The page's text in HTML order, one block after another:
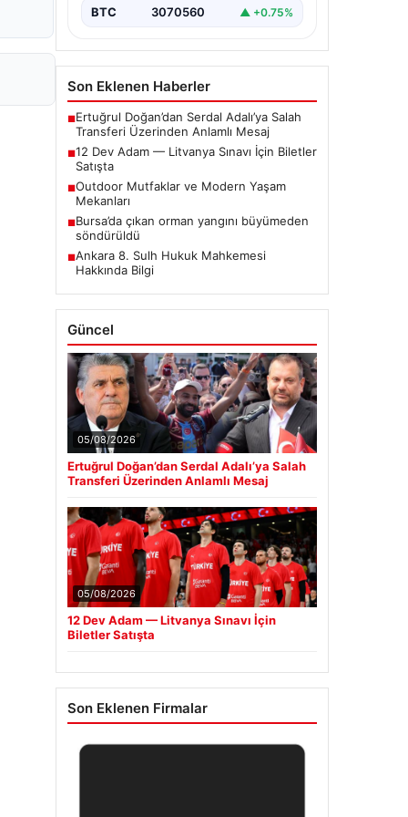
BTC 3070560 ▲ +0.75%
Son Eklenen Haberler
■Ertuğrul Doğan’dan Serdal Adalı’ya Salah
Transferi Üzerinden Anlamlı Mesaj
■12 Dev Adam — Litvanya Sınavı İçin Biletler
Satışta
■Outdoor Mutfaklar ve Modern Yaşam
Mekanları
■Bursa’da çıkan orman yangını büyümeden
söndürüldü
■Ankara 8. Sulh Hukuk Mahkemesi
Hakkında Bilgi
Güncel
05/08/2026
Ertuğrul Doğan’dan Serdal Adalı’ya Salah
Transferi Üzerinden Anlamlı Mesaj
05/08/2026
12 Dev Adam — Litvanya Sınavı İçin
Biletler Satışta
Son Eklenen Firmalar